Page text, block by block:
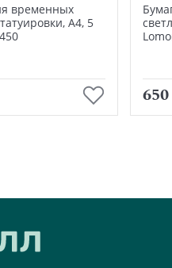
временных
А4, 5